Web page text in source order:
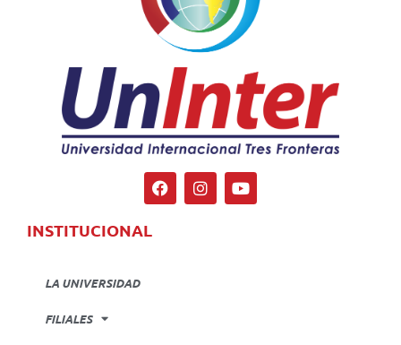
INSTITUCIONAL
LA UNIVERSIDAD
FILIALES